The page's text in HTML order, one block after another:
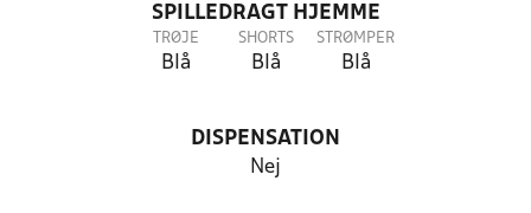
SPILLEDRAGT HJEMME
TRØJE
Blå
SHORTS
Blå
STRØMPER
Blå
DISPENSATION
Nej